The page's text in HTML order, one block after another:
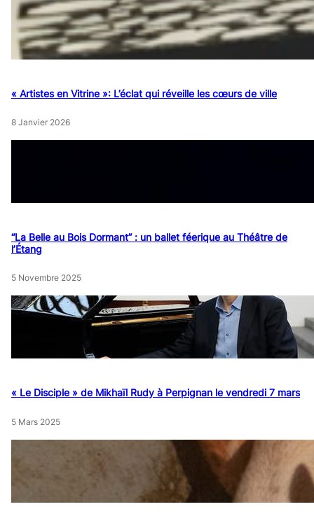
« Artistes en Vitrine »: L’éclat qui réveille les cœurs de ville
8 Janvier 2026
“La Belle au Bois Dormant” : un ballet féerique au Théâtre de
l’Étang
5 Novembre 2025
« Le Disciple » de Mikhaïl Rudy à Perpignan le vendredi 7 mars
5 Mars 2025